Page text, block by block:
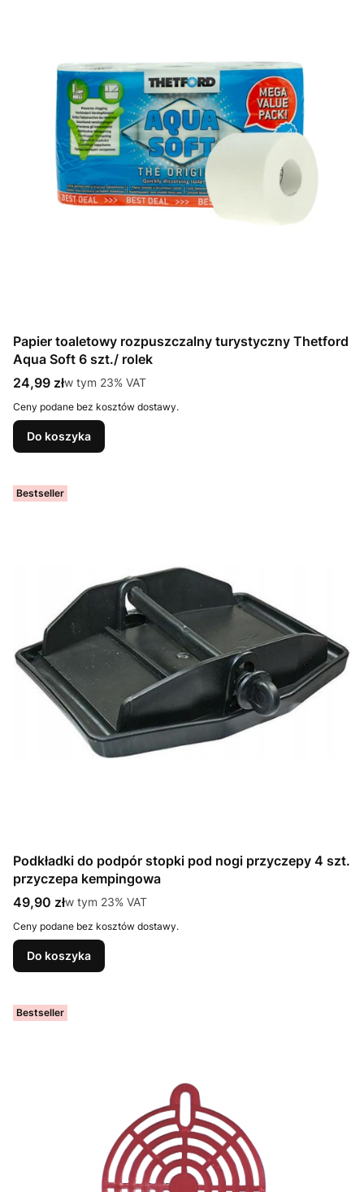
Papier toaletowy rozpuszczalny turystyczny Thetford
Aqua Soft 6 szt./ rolek
Cena brutto
24,99 złw tym %s VAT
w tym 23% VAT
Ceny podane bez kosztów dostawy.
Do koszyka
Bestseller
Podkładki do podpór stopki pod nogi przyczepy 4 szt.
przyczepa kempingowa
Cena brutto
49,90 złw tym %s VAT
w tym 23% VAT
Ceny podane bez kosztów dostawy.
Do koszyka
Bestseller